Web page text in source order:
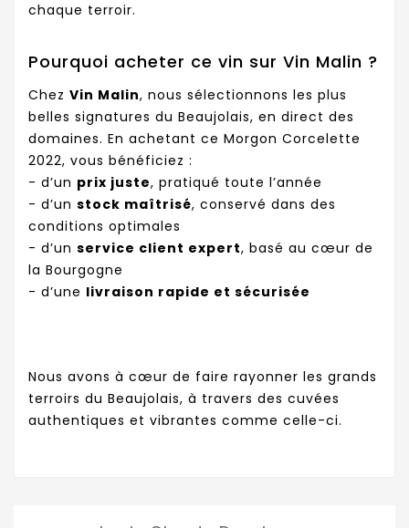
chaque terroir.
Pourquoi acheter ce vin sur Vin Malin ?
Chez Vin Malin, nous sélectionnons les plus
belles signatures du Beaujolais, en direct des
domaines. En achetant ce Morgon Corcelette
2022, vous bénéficiez :
- d’un prix juste, pratiqué toute l’année
- d’un stock maîtrisé, conservé dans des
conditions optimales
- d’un service client expert, basé au cœur de
la Bourgogne
- d’une livraison rapide et sécurisée
Nous avons à cœur de faire rayonner les grands
terroirs du Beaujolais, à travers des cuvées
authentiques et vibrantes comme celle-ci.